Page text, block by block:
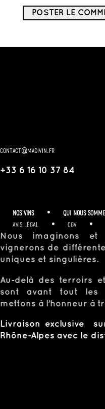
contact@madivin.fr
+33 6 16 10 37 84
NOS VINS • QUI NOUS
AVIS LÉGAL
• CGV •
Nous imaginons et
vignerons de
uniques et singulières.
Au-delà des terroirs
sont avant tout les
mettons à l’honneur à
Livraison exclusive
Rhône-Alpes avec le